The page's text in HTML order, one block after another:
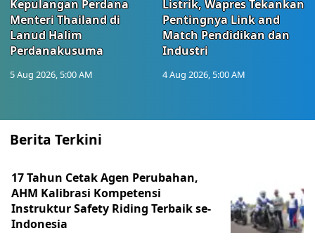
Kepulangan Perdana
Menteri Thailand di
Lanud Halim
Perdanakusuma
5 Aug 2026, 5:00 AM
Listrik, Wapres Tekankan
Pentingnya Link and
Match Pendidikan dan
Industri
4 Aug 2026, 5:00 AM
Berita Terkini
17 Tahun Cetak Agen Perubahan,
AHM Kalibrasi Kompetensi
Instruktur Safety Riding Terbaik se-
Indonesia